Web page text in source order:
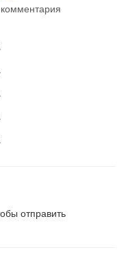
отправить